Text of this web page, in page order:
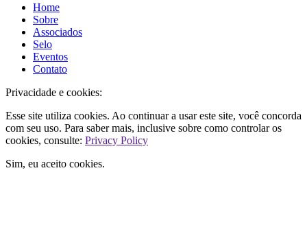
Home
Sobre
Associados
Selo
Eventos
Contato
Privacidade e cookies:
Esse site utiliza cookies. Ao continuar a usar este site, você concorda
com seu uso. Para saber mais, inclusive sobre como controlar os
cookies, consulte: Privacy Policy
Sim, eu aceito cookies.